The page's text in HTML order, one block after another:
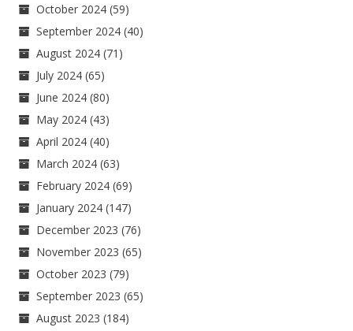
October 2024 (59)
September 2024 (40)
August 2024 (71)
July 2024 (65)
June 2024 (80)
May 2024 (43)
April 2024 (40)
March 2024 (63)
February 2024 (69)
January 2024 (147)
December 2023 (76)
November 2023 (65)
October 2023 (79)
September 2023 (65)
August 2023 (184)